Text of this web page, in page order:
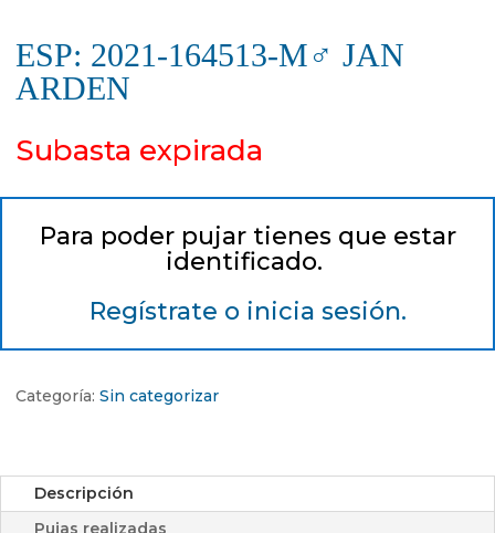
ESP: 2021-164513-M♂ JAN
ARDEN
Subasta expirada
Para poder pujar tienes que estar
identificado.
Regístrate o inicia sesión.
Categoría: Sin categorizar
Descripción
Pujas realizadas